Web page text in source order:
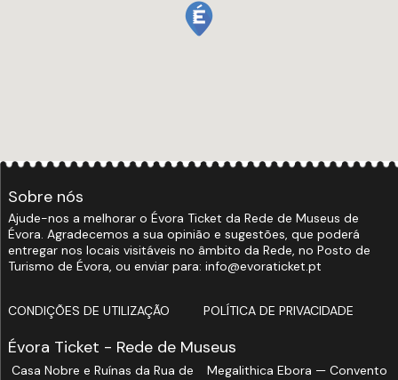
Sobre nós
Ajude-nos a melhorar o Évora Ticket da Rede de Museus de
Évora. Agradecemos a sua opinião e sugestões, que poderá
entregar nos locais visitáveis no âmbito da Rede, no Posto de
Turismo de Évora, ou enviar para: info@evoraticket.pt
CONDIÇÕES DE UTILIZAÇÃO POLÍTICA DE PRIVACIDADE
Évora Ticket - Rede de Museus
Casa Nobre e Ruínas da Rua de
Megalithica Ebora — Convento